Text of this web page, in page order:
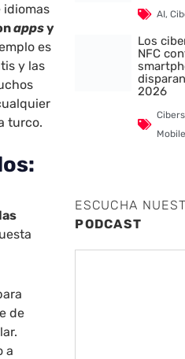
idiomas
appsy
es
y las
turco.
de
a
AI,
Los
NFC
2026
Mobile
ESCUCHA
PODCAST